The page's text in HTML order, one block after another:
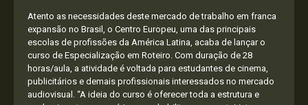
Atento as necessidades deste mercado de trabalho em franca
expansão no Brasil, o Centro Europeu, uma das principais
escolas de profissões da América Latina, acaba de lançar o
curso de Especialização em Roteiro. Com duração de 28
horas/aula, a atividade é voltada para estudantes de cinema,
publicitários e demais profissionais interessados no mercado
audiovisual. “A ideia do curso é oferecer toda a estrutura e